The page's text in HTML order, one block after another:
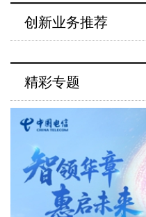
创新业务推荐
精彩专题